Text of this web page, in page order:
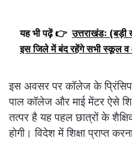
यह भी पढ़ें 👉 उत्तराखंडः
इस जिले में बंद रहेंगे सभी स्कूल व
इस अवसर पर कॉलेज के
पाल कॉलेज और माई मेंटर ऐसे
तत्पर है यह पहल छात्रों के
होगी। विदेश में शिक्षा प्राप्त